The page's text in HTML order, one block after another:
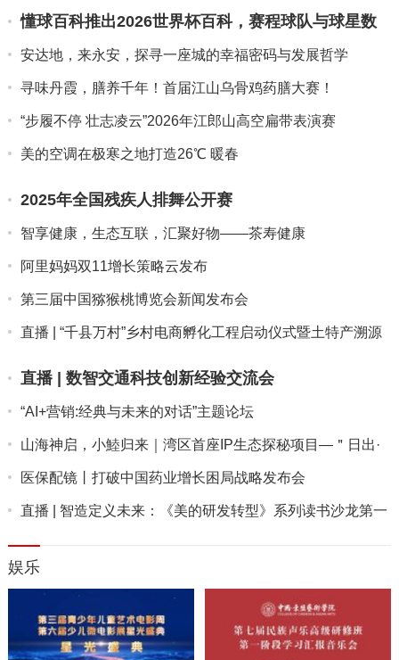
懂球百科推出2026世界杯百科，赛程球队与球星数
据一网打尽
安达地，来永安，探寻一座城的幸福密码与发展哲学
寻味丹霞，膳养千年！首届江山乌骨鸡药膳大赛！
“步履不停 壮志凌云”2026年江郎山高空扁带表演赛
美的空调在极寒之地打造26℃ 暖春
2025年全国残疾人排舞公开赛
智享健康，生态互联，汇聚好物——茶寿健康
阿里妈妈双11增长策略云发布
第三届中国猕猴桃博览会新闻发布会
直播 | “千县万村”乡村电商孵化工程启动仪式暨土特产溯源
直播 | 数智交通科技创新经验交流会
“AI+营销:经典与未来的对话”主题论坛
山海神启，小鯥归来｜湾区首座IP生态探秘项目—＂日出·
礁石地...
医保配镜丨打破中国药业增长困局战略发布会
直播 | 智造定义未来：《美的研发转型》系列读书沙龙第一
娱乐